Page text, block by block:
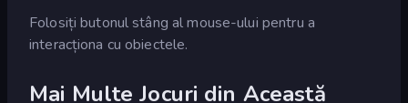
Folosiți butonul stâng al mouse-ului pentru a
interacționa cu obiectele.
Mai Multe Jocuri din Această